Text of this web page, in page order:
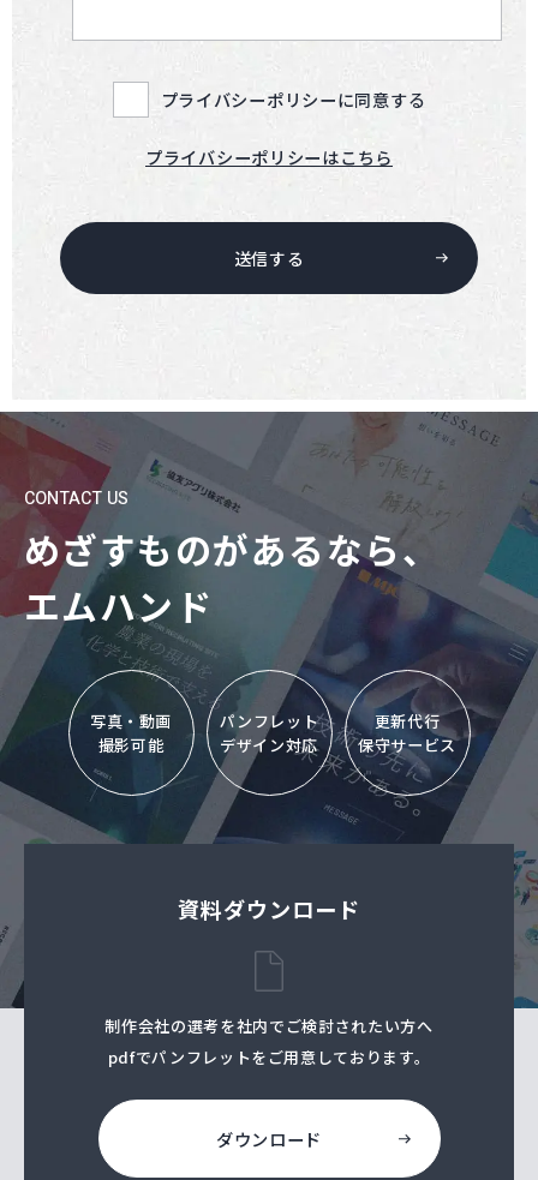
プライバシーポリシーに同意する
プライバシーポリシーはこちら
送信する
CONTACT US
めざすものがあるなら、
エムハンド
写真・動画
撮影可能
パンフレット
デザイン対応
更新代行
保守サービス
資料ダウンロード
制作会社の選考を社内でご検討されたい⽅へ
pdfでパンフレットをご⽤意しております。
ダウンロード